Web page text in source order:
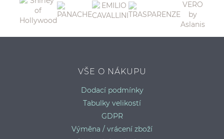
VŠE O NÁKUPU
Dodací podmínky
Tabulky velikostí
GDPR
Výměna / vrácení zboží